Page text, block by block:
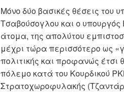
Μόνο δύο βασικές θέσεις του
Τσαβούσογλου και ο
άτομα, της απολύτου
μέχρι τώρα περισσότερο ως
πολιτικής και προφανώς έτσι
πόλεμο κατά του Κουρδικού
Στρατοχωροφυλακής